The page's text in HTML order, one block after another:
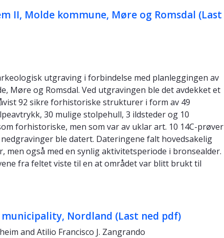
II, Molde kommune, Møre og Romsdal (Last
utgraving i forbindelse med planleggingen av
Møre og Romsdal. Ved utgravingen ble det avdekket et
92 sikre forhistoriske strukturer i form av 49
30 mulige stolpehull, 3 ildsteder og 10
forhistoriske, men som var av uklar art. 10 14C-prøver
ble datert. Dateringene falt hovedsakelig
også med en synlig aktivitetsperiode i bronsealder.
fra feltet viste til en at området var blitt brukt til
municipality, Nordland (Last ned pdf)
and Atilio Francisco J. Zangrando